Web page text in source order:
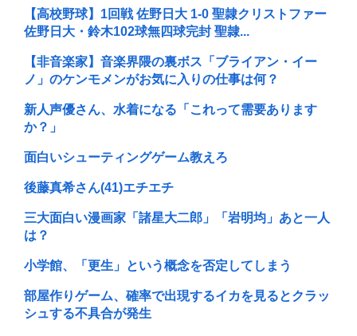
【高校野球】1回戦 佐野日大 1-0 聖隷クリストファー
佐野日大・鈴木102球無四球完封 聖隷...
【非音楽家】音楽界隈の裏ボス「ブライアン・イー
ノ」のケンモメンがお気に入りの仕事は何？
新人声優さん、水着になる「これって需要あります
か？」
面白いシューティングゲーム教えろ
後藤真希さん(41)エチエチ
三大面白い漫画家「諸星大二郎」「岩明均」あと一人
は？
小学館、「更生」という概念を否定してしまう
部屋作りゲーム、確率で出現するイカを見るとクラッ
シュする不具合が発生